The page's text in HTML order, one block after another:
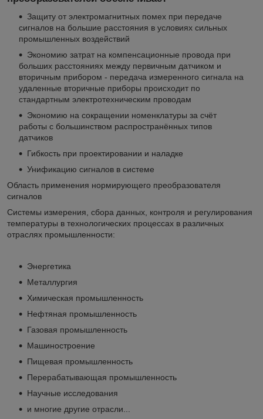
Защиту от электромагнитных помех при передаче
сигналов на большие расстояния в условиях сильных
промышленных воздействий
Экономию затрат на компенсационные провода при
больших расстояниях между первичным датчиком и
вторичным прибором - передача измеренного сигнала на
удаленные вторичные приборы происходит по
стандартным электротехническим проводам
Экономию на сокращении номенклатуры за счёт
работы с большинством распространённых типов
датчиков
Гибкость при проектировании и наладке
Унификацию сигналов в системе
Область применения нормирующего преобразователя
сигналов
Системы измерения, сбора данных, контроля и регулирования
температуры в технологических процессах в различных
отраслях промышленности:
Энергетика
Металлургия
Химическая промышленность
Нефтяная промышленность
Газовая промышленность
Машиностроение
Пищевая промышленность
Перерабатывающая промышленность
Научные исследования
и многие другие отрасли...